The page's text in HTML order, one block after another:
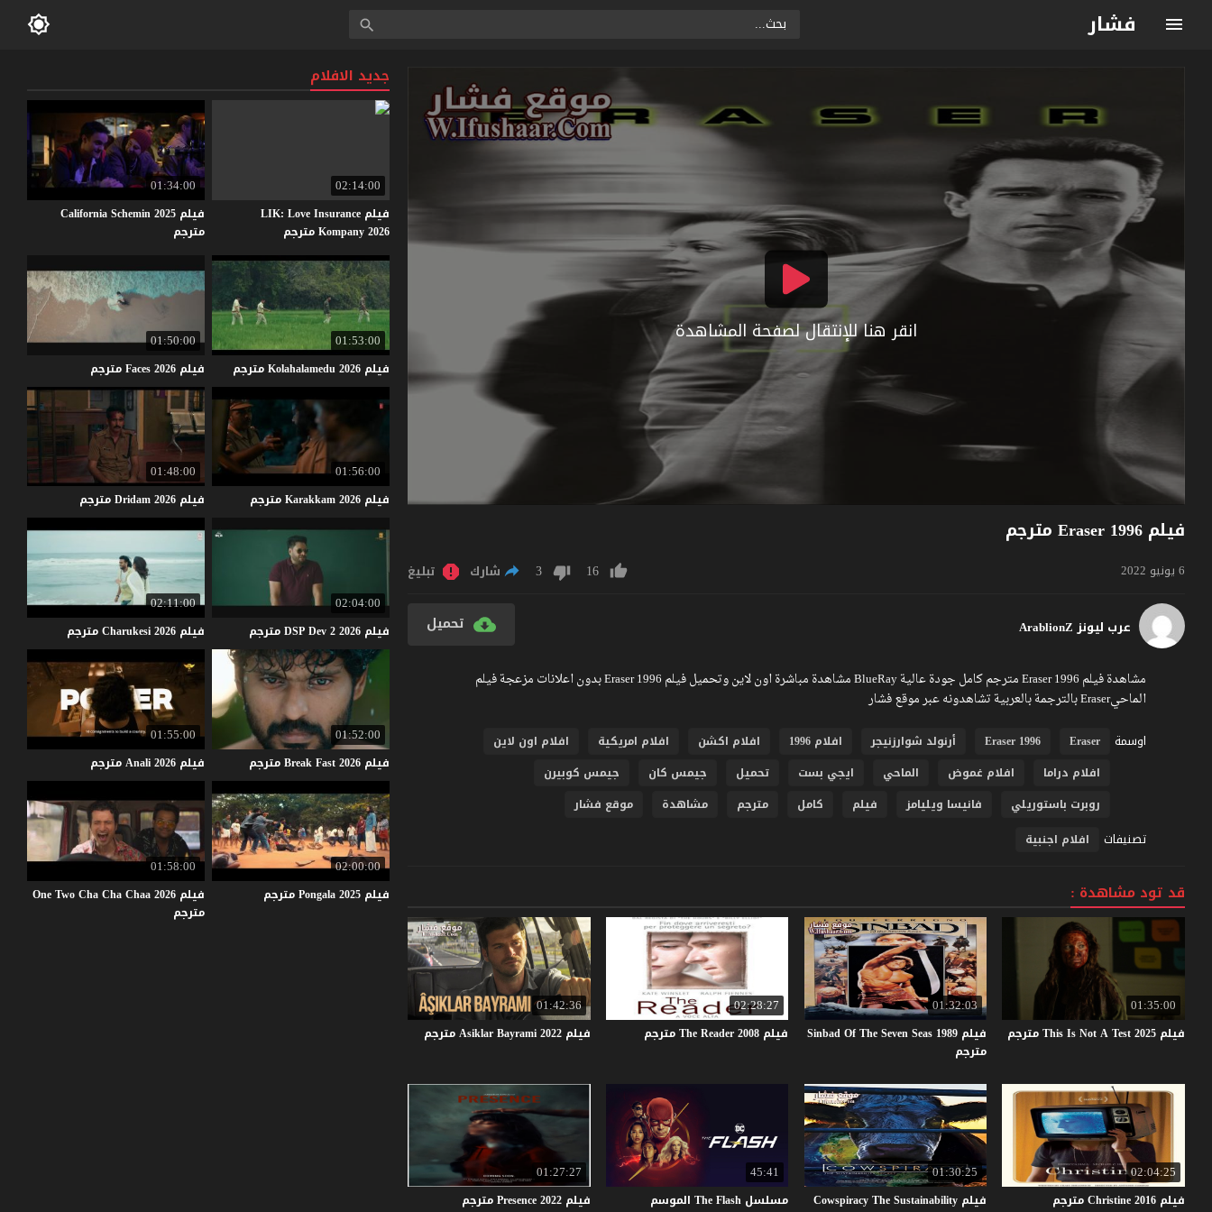
فشار
انقر هنا للإنتقال لصفحة المشاهدة
فيلم Eraser 1996 مترجم
6 يونيو 2022 16
3 شارك تبليغ
عرب ليونز ArablionZ تحميل
مشاهدة فيلم Eraser 1996 مترجم كامل جودة عالية BlueRay مشاهدة مباشرة اون لاين وتحميل فيلم Eraser 1996 بدون اعلانات مزعجة فيلم
الماحيEraser بالترجمة بالعربية تشاهدونه عبر موقع فشار
اوسمة
Eraser
Eraser 1996 أرنولد شوارزنيجر افلام 1996 افلام اكشن افلام امريكية
افلام اون لاين
افلام دراما
افلام غموض الماحي ايجي بست تحميل جيمس كان
جيمس كوبيرن
روبرت باستوريلي
فانيسا ويليامز فيلم كامل مترجم مشاهدة موقع فشار
تصنيفات افلام اجنبية
قد تود مشاهدة :
01:35:00
فيلم ThisIsNotATest2025 مترجم
01:32:03
فيلم Sinbad Of The Seven Seas 1989
مترجم
02:28:27
فيلم The Reader 2008 مترجم
01:42:36
فيلم AsiklarBayrami2022 مترجم
02:04:25
فيلم Christine2016 مترجم
01:30:25
فيلم Cowspiracy The Sustainability
45:41
مسلسل The Flash الموسم
01:27:27
فيلم Presence2022 مترجم
جديد الافلام
02:14:00
فيلم LIK: Love Insurance
Kompany 2026 مترجم
01:34:00
فيلم California Schemin 2025
مترجم
01:53:00
فيلم Kolahalamedu2026 مترجم
01:50:00
فيلم Faces2026 مترجم
01:56:00
فيلم Karakkam2026 مترجم
01:48:00
فيلم Dridam2026 مترجم
02:04:00
فيلم DSPDev22026 مترجم
02:11:00
فيلم Charukesi2026 مترجم
01:52:00
فيلم BreakFast2026 مترجم
01:55:00
فيلم Anali2026 مترجم
02:00:00
فيلم Pongala2025 مترجم
01:58:00
فيلم One Two Cha Cha Chaa 2026
مترجم